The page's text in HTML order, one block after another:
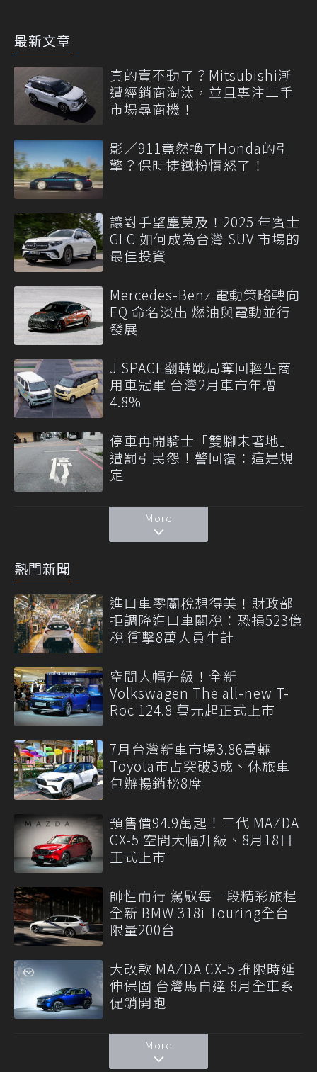
最新文章
真的賣不動了？Mitsubishi漸
遭經銷商淘汰，並且專注二手
市場尋商機！
影／911竟然換了Honda的引
擎？保時捷鐵粉憤怒了！
讓對手望塵莫及！2025 年賓士
GLC 如何成為台灣 SUV 市場的
最佳投資
Mercedes-Benz 電動策略轉向
EQ 命名淡出 燃油與電動並行
發展
J SPACE翻轉戰局奪回輕型商
用車冠軍 台灣2月車市年增
4.8%
停車再開騎士「雙腳未著地」
遭罰引民怨！警回覆：這是規
定
More
熱門新聞
進口車零關稅想得美！財政部
拒調降進口車關稅：恐損523億
稅 衝擊8萬人員生計
空間大幅升級！全新
Volkswagen The all-new T-
Roc 124.8 萬元起正式上市
7月台灣新車市場3.86萬輛
Toyota市占突破3成、休旅車
包辦暢銷榜8席
預售價94.9萬起！三代 MAZDA
CX-5 空間大幅升級、8月18日
正式上市
帥性而行 駕馭每一段精彩旅程
全新 BMW 318i Touring全台
限量200台
大改款 MAZDA CX-5 推限時延
伸保固 台灣馬自達 8月全車系
促銷開跑
More